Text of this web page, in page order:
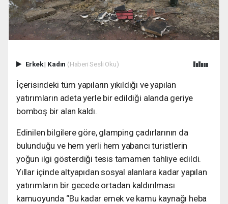
Erkek| Kadın (Haberi Sesli Oku)
İçerisindeki tüm yapıların yıkıldığı ve yapılan
yatırımların adeta yerle bir edildiği alanda geriye
bomboş bir alan kaldı.
Edinilen bilgilere göre, glamping çadırlarının da
bulunduğu ve hem yerli hem yabancı turistlerin
yoğun ilgi gösterdiği tesis tamamen tahliye edildi.
Yıllar içinde altyapıdan sosyal alanlara kadar yapılan
yatırımların bir gecede ortadan kaldırılması
kamuoyunda “Bu kadar emek ve kamu kaynağı heba